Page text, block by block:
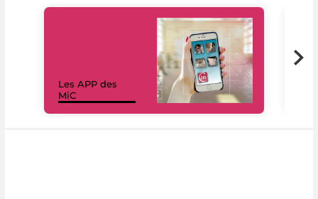
Les APP des
MiC